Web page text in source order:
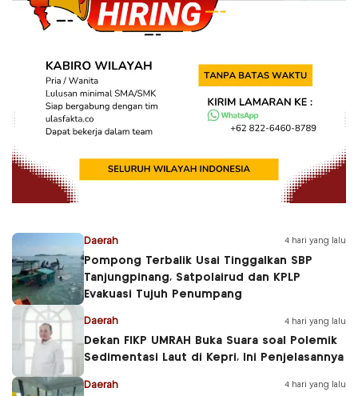
Daerah 4 hari yang lalu
Pompong Terbalik Usai Tinggalkan SBP
Tanjungpinang, Satpolairud dan KPLP
Evakuasi Tujuh Penumpang
Daerah 4 hari yang lalu
Dekan FIKP UMRAH Buka Suara soal Polemik
Sedimentasi Laut di Kepri, Ini Penjelasannya
Daerah 4 hari yang lalu